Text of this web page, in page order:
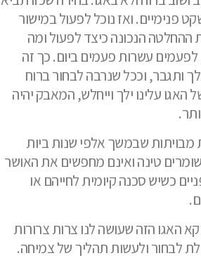
פנימיים. ואז נוכל לפעול במישור
ההחלטה הנכונה כיצד לפעול ומה
לפעמים עשרות פעמים ביום. כך זה
ותגבר, וככל שנרבה לבחור ברוח
עלינו ילך וייחלש, המאבק יהיה
מבויתות שבמשך אלפי שנות ביות
טינה ואינם מחפשים את האושר
כשיש סכנה קיומית לחייהם או
האגו הזה שעושה לנו צרות צרורות
לבחור ולעשות תהליך של צמיחה.